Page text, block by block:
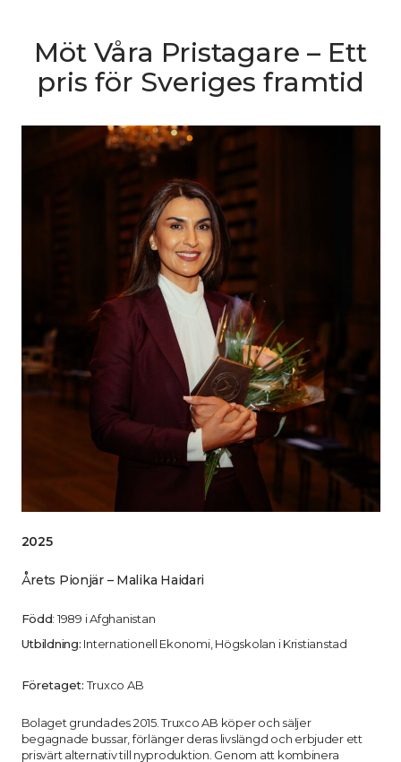
Möt Våra Pristagare – Ett
pris för Sveriges framtid
2025
Årets Pionjär – Malika Haidari
Född: 1989 i Afghanistan
Utbildning: Internationell Ekonomi, Högskolan i Kristianstad
Företaget:Truxco AB
Bolaget grundades 2015. Truxco AB köper och säljer
begagnade bussar, förlänger deras livslängd och erbjuder ett
prisvärt alternativ till nyproduktion. Genom att kombinera